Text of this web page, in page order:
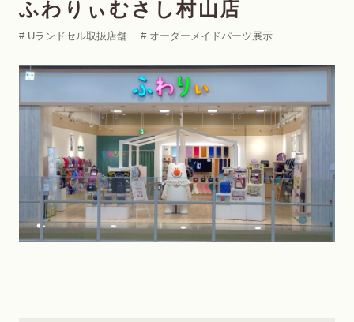
ふわりぃむさし村山店
# Uランドセル取扱店舗 # オーダーメイドパーツ展示